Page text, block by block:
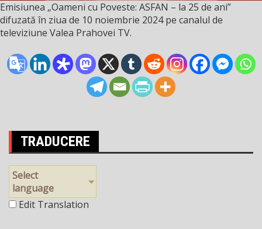
Emisiunea „Oameni cu Poveste: ASFAN – la 25 de ani”
difuzată în ziua de 10 noiembrie 2024 pe canalul de
televiziune Valea Prahovei TV.
TRADUCERE
Select
language
Edit Translation